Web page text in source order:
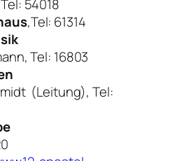
54018
,Tel: 61314
Tel: 16803
(Leitung), Tel: